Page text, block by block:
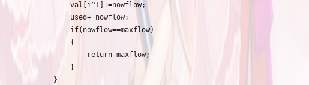
            val[i^1]+=nowflow;
            used+=nowflow;
            if(nowflow==maxflow)
            {
                return maxflow;
            }
        }